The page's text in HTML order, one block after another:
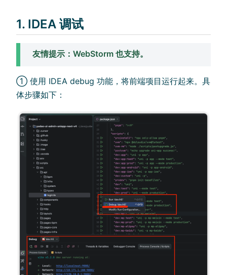
1. IDEA 调试
友情提示：WebStorm 也支持。
① 使用 IDEA debug 功能，将前端项目运行起来。具
体步骤如下：